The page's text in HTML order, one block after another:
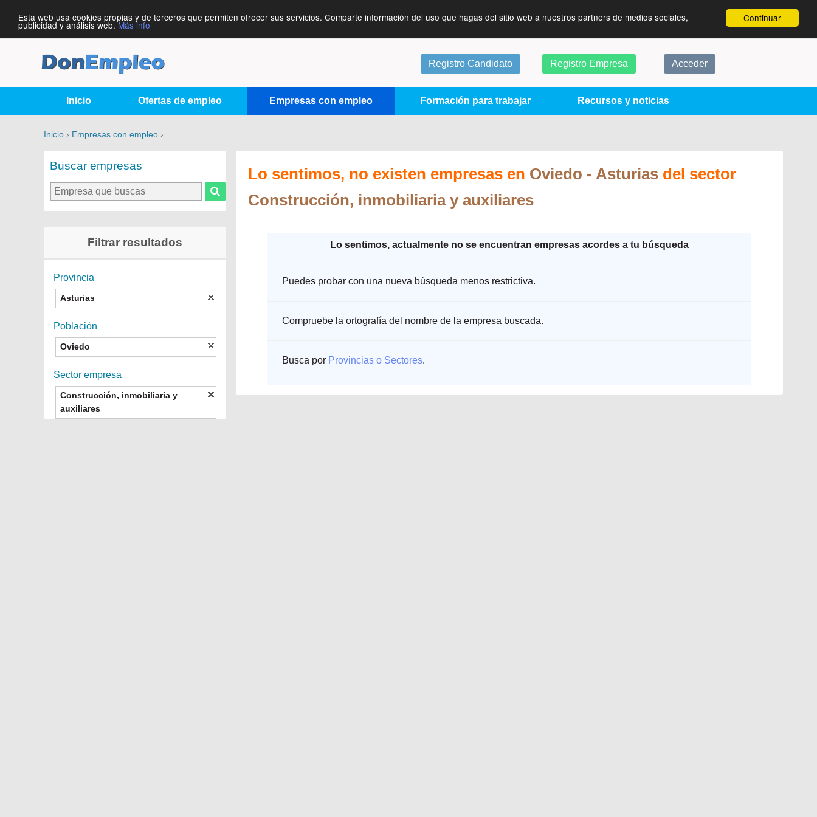
Continuar
Esta web usa cookies propias y de terceros que permiten ofrecer sus servicios. Comparte información del uso que hagas del sitio web a nuestros partners de medios sociales,
publicidad y análisis web.Más info
Registro Candidato Registro Empresa Acceder
Inicio Ofertas de empleo Empresas con empleo Formación para trabajar Recursos y noticias
Inicio › Empresas con empleo ›
Buscar empresas
Filtrar resultados
Provincia
Asturias
Población
Oviedo
Sector empresa
Construcción, inmobiliaria y
auxiliares
Lo sentimos, no existen empresas en Oviedo - Asturias del sector
Construcción, inmobiliaria y auxiliares
Lo sentimos, actualmente no se encuentran empresas acordes a tu búsqueda
Puedes probar con una nueva búsqueda menos restrictiva.
Compruebe la ortografía del nombre de la empresa buscada.
Busca por Provincias o Sectores.